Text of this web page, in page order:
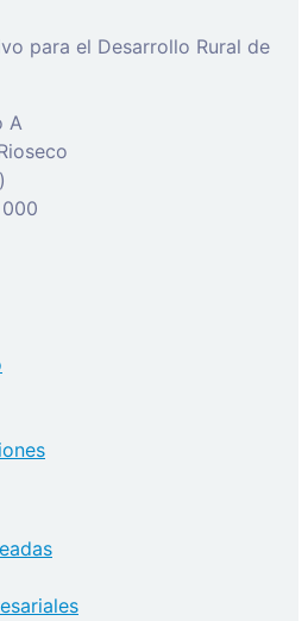
para el Desarrollo Rural de
A